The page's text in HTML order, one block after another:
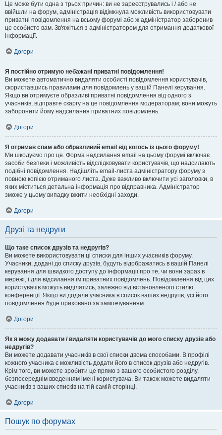
Це може бути одна з трьох причин: ви не зареєструвались і / або не
ввійшли на форум, адміністрація відімкнула можливість використовувати
приватні повідомлення на всьому форумі або ж адміністратор заборонив
це особисто вам. Зв'яжіться з адміністратором для отримання додаткової
інформації.
Догори
Я постійно отримую небажані приватні повідомлення!
Ви можете автоматично видаляти особисті повідомлення користувачів,
скориставшись правилами для повідомлень у вашій Панелі керування.
Якщо ви отримуєте образливі приватні повідомлення від одного з
учасників, відправте скаргу на це повідомлення модераторам; вони можуть
заборонити йому надсилання приватних повідомлень.
Догори
Я отримав спам або образливий email від когось із цього форуму!
Ми шкодуємо про це. Форма надсилання email на цьому форумі включає
засоби безпеки і можливість відслідковувати користувачів, що надсилають
подібні повідомлення. Надішліть email-листа адміністратору форуму з
повною копією отриманого листа. Дуже важливо включити усі заголовки, в
яких міститься детальна інформація про відправника. Адміністратор
зможе у цьому випадку вжити необхідні заходи.
Догори
Друзі та недруги
Що таке список друзів та недругів?
Ви можете використовувати ці списки для інших учасників форуму.
Учасники, додані до списку друзів, будуть відображатись в вашій Панелі
керування для швидкого доступу до інформації про те, чи вони зараз в
мережі, і для відсилання їм приватних повідомлень. Повідомлення від цих
користувачів можуть виділятись, залежно від встановленого стилю
конференції. Якщо ви додали учасника в список ваших недругів, усі його
повідомлення буде приховано за замовчуванням.
Догори
Як я можу додавати / видаляти користувачів до мого списку друзів або
недругів?
Ви можете додавати учасників в свої списки двома способами. В профілі
кожного учасника є можливість додати його в список друзів або недругів.
Крім того, ви можете зробити це прямо з вашого особистого розділу,
безпосереднім введенням імені користувача. Ви також можете видаляти
учасників з ваших списків на тій самій сторінці.
Догори
Пошук по форумах